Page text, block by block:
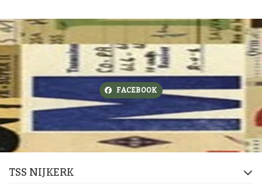
FACEBOOK
TSS NIJKERK